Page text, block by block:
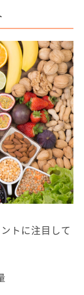
トに注目して